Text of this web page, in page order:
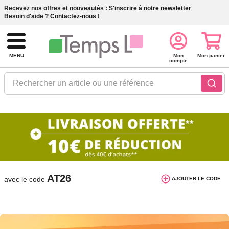
Recevez nos offres et nouveautés : S'inscrire à notre newsletter
Besoin d'aide ? Contactez-nous !
MENU
Rechercher un article ou une référence
Mon
compte
Mon panier
10€ de réduction dès 40€ d'achat. Offre
valable du 03/08/2026 au 12/08/2026.
avec le code AT26 AJOUTER LE CODE
Petits